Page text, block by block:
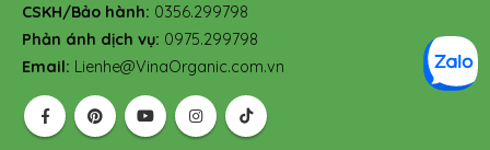
CSKH/Bảo hành: 0356.299798
Phản ánh dịch vụ: 0975.299798
Email: Lienhe@VinaOrganic.com.vn